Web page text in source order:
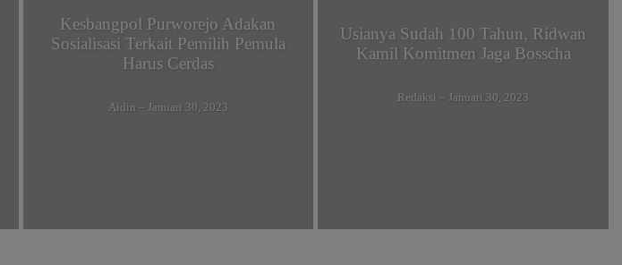
Kesbangpol Purworejo Adakan
Sosialisasi Terkait Pemilih Pemula
Harus Cerdas
Aidin – Januari 30, 2023
Usianya Sudah 100 Tahun, Ridwan
Kamil Komitmen Jaga Bosscha
Redaksi – Januari 30, 2023